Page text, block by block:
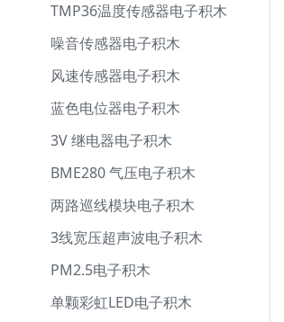
TMP36温度传感器电子积木
噪音传感器电子积木
风速传感器电子积木
蓝色电位器电子积木
3V 继电器电子积木
BME280 气压电子积木
两路巡线模块电子积木
3线宽压超声波电子积木
PM2.5电子积木
单颗彩虹LED电子积木